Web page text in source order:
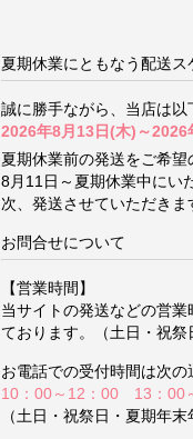
夏期休業にともなう配送
誠に勝手ながら、当店は以
2026年8月13日(木)～2026
夏期休業前の発送をご希望
8月11日～夏期休業中にい
次、発送させていただきま
お問合せについて
【営業時間】
当サイトの発送などの営
ております。（土日・祝
お電話での受付時間は次の
10：00～12：00 13：00
（土日・祝祭日・夏期年